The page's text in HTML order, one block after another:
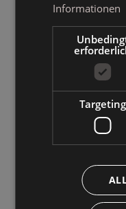
Informationen
Targeting